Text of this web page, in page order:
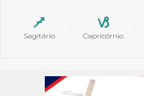
Sagitário Capricórnio